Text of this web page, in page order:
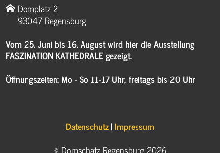
Domplatz 2
93047 Regensburg
Vom 25. Juni bis 16. August wird hier die Ausstellung
FASZINATION KATHEDRALE gezeigt.
Öffnungszeiten: Mo - So 11-17 Uhr, freitags bis 20 Uhr
Datenschutz|Impressum
© Domschatz Regensburg 2026